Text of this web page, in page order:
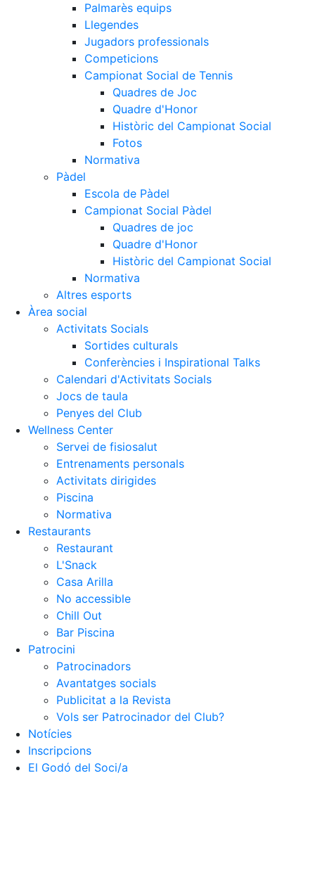
Palmarès equips
Llegendes
Jugadors professionals
Competicions
Campionat Social de Tennis
Quadres de Joc
Quadre d'Honor
Històric del Campionat Social
Fotos
Normativa
Pàdel
Escola de Pàdel
Campionat Social Pàdel
Quadres de joc
Quadre d'Honor
Històric del Campionat Social
Normativa
Altres esports
Àrea social
Activitats Socials
Sortides culturals
Conferències i Inspirational Talks
Calendari d'Activitats Socials
Jocs de taula
Penyes del Club
Wellness Center
Servei de fisiosalut
Entrenaments personals
Activitats dirigides
Piscina
Normativa
Restaurants
Restaurant
L'Snack
Casa Arilla
No accessible
Chill Out
Bar Piscina
Patrocini
Patrocinadors
Avantatges socials
Publicitat a la Revista
Vols ser Patrocinador del Club?
Notícies
Inscripcions
El Godó del Soci/a
Escola de Pàdel
Campionat Social Pàdel
Quadres de joc
Quadre d'Honor
Històric del Campionat Social
Altres esports
Activitats Socials
Sortides culturals
Conferències i Inspirational Talks
Calendari d'Activitats Socials
Jocs de taula
Penyes del Club
Wellness Center
Servei de fisiosalut
Entrenaments personals
Activitats dirigides
Piscina
Normativa
Restaurants
Chill Out
Patrocini
Patrocinadors
Avantatges socials
Publicitat a la Revista
Vols ser Patrocinador del Club?
Inscripcions